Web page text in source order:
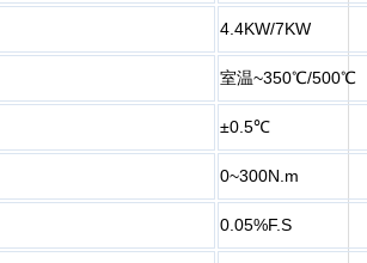
4.4KW/7KW
室温~350℃/500℃
±0.5℃
0~300N.m
0.05%F.S